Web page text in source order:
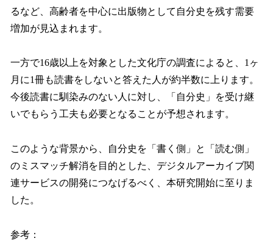
るなど、高齢者を中心に出版物として自分史を残す需要
増加が見込まれます。
一方で16歳以上を対象とした文化庁の調査によると、1ヶ
月に1冊も読書をしないと答えた人が約半数に上ります。
今後読書に馴染みのない人に対し、「自分史」を受け継
いでもらう工夫も必要となることが予想されます。
このような背景から、自分史を「書く側」と「読む側」
のミスマッチ解消を目的とした、デジタルアーカイブ関
連サービスの開発につなげるべく、本研究開始に至りま
した。
参考：